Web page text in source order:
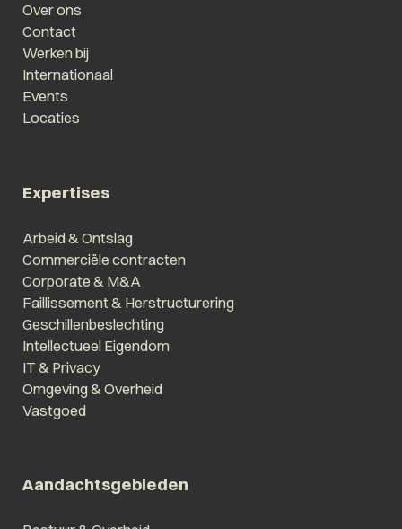
Over ons
Contact
Werken bij
Internationaal
Events
Locaties
Expertises
Arbeid & Ontslag
Commerciële contracten
Corporate & M&A
Faillissement & Herstructurering
Geschillenbeslechting
Intellectueel Eigendom
IT & Privacy
Omgeving & Overheid
Vastgoed
Aandachtsgebieden